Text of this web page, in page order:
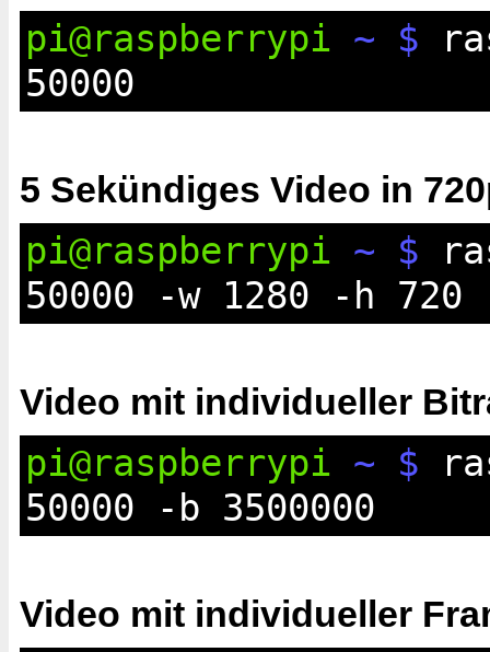
pi@raspberrypi ~ $
50000
5 Sekündiges Video in
pi@raspberrypi ~ $
50000 -w 1280 -h 720
Video mit individueller
pi@raspberrypi ~ $
50000 -b 3500000
Video mit individueller